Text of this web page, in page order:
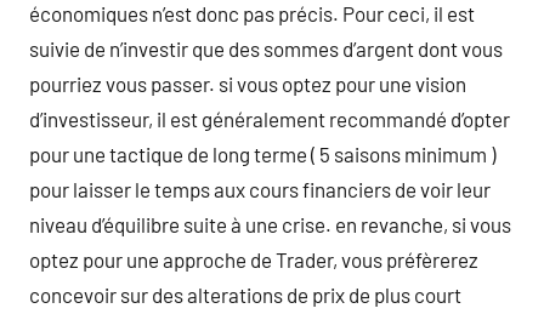
économiques n’est donc pas précis. Pour ceci, il est
suivie de n’investir que des sommes d’argent dont vous
pourriez vous passer. si vous optez pour une vision
d’investisseur, il est généralement recommandé d’opter
pour une tactique de long terme ( 5 saisons minimum )
pour laisser le temps aux cours financiers de voir leur
niveau d’équilibre suite à une crise. en revanche, si vous
optez pour une approche de Trader, vous préfèrerez
concevoir sur des alterations de prix de plus court